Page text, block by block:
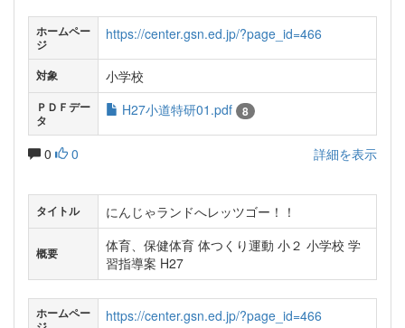
ホームペー
ジ
https://center.gsn.ed.jp/?page_id=466
対象 小学校
ＰＤＦデー
タ
H27小道特研01.pdf 8
0 0 詳細を表示
タイトル にんじゃランドへレッツゴー！！
概要
体育、保健体育 体つくり運動 小２ 小学校 学
習指導案 H27
ホームペー
https://center.gsn.ed.jp/?page_id=466